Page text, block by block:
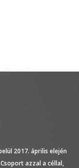
2017. április elején
azzal a céllal,